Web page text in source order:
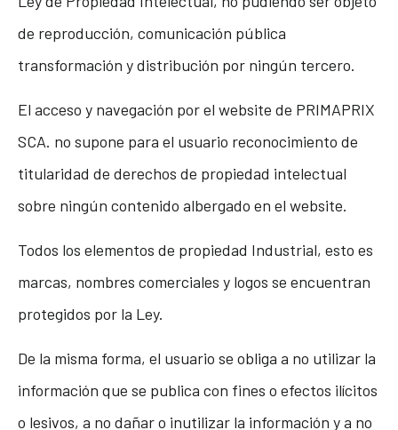
de reproducción, comunicación pública
transformación y distribución por ningún tercero.
El acceso y navegación por el website de PRIMAPRIX
SCA. no supone para el usuario reconocimiento de
titularidad de derechos de propiedad intelectual
sobre ningún contenido albergado en el website.
Todos los elementos de propiedad Industrial, esto es
marcas, nombres comerciales y logos se encuentran
protegidos por la Ley.
De la misma forma, el usuario se obliga a no utilizar la
información que se publica con fines o efectos ilícitos
o lesivos, a no dañar o inutilizar la información y a no